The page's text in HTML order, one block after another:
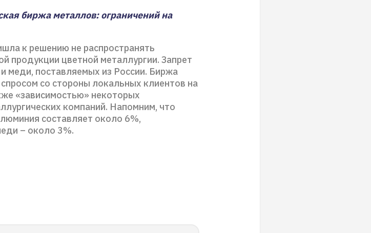
биржа металлов: ограничений на
к решению не распространять
продукции цветной металлургии. Запрет
меди, поставляемых из России. Биржа
со стороны локальных клиентов на
«зависимостью» некоторых
компаний. Напомним, что
составляет около 6%,
– около 3%.